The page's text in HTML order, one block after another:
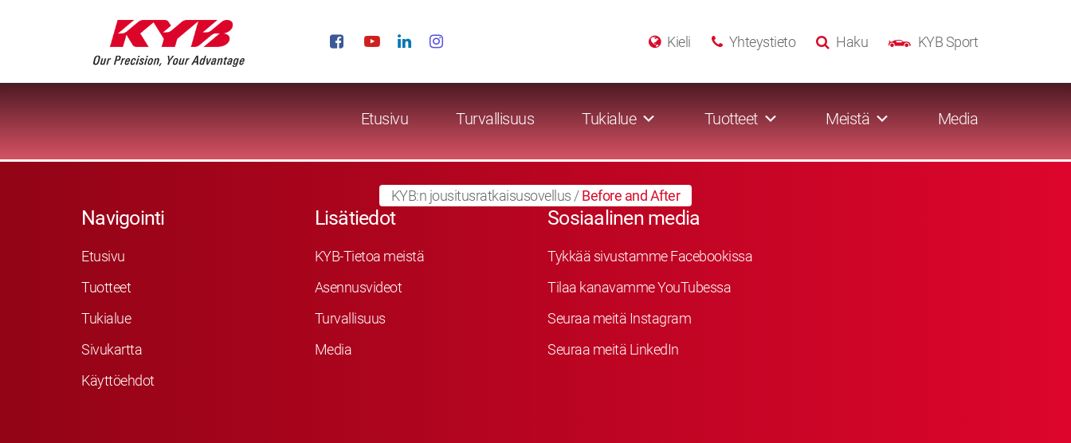
KYB Sport
Haku
Yhteystieto
Kieli
Etusivu Turvallisuus Tukialue Tuotteet Meistä Media
KYB:n jousitusratkaisusovellus /Before and After
Navigointi
Etusivu
Tuotteet
Tukialue
Sivukartta
Käyttöehdot
Lisätiedot
KYB-Tietoa meistä
Asennusvideot
Turvallisuus
Media
Sosiaalinen media
Tykkää sivustamme Facebookissa
Tilaa kanavamme YouTubessa
Seuraa meitä Instagram
Seuraa meitä LinkedIn